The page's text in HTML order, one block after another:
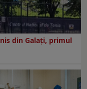
din Galați, primul